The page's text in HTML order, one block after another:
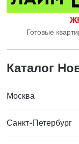
Готовые
Каталог
Москва
Санкт-Петербург